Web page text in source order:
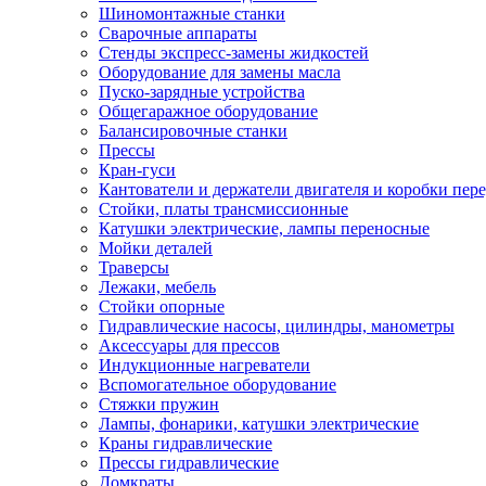
Шиномонтажные станки
Сварочные аппараты
Стенды экспресс-замены жидкостей
Оборудование для замены масла
Пуско-зарядные устройства
Общегаражное оборудование
Балансировочные станки
Прессы
Кран-гуси
Кантователи и держатели двигателя и коробки
Стойки, платы трансмиссионные
Катушки электрические, лампы переносные
Мойки деталей
Траверсы
Лежаки, мебель
Стойки опорные
Гидравлические насосы, цилиндры, манометры
Аксессуары для прессов
Индукционные нагреватели
Вспомогательное оборудование
Стяжки пружин
Лампы, фонарики, катушки электрические
Краны гидравлические
Прессы гидравлические
Домкраты